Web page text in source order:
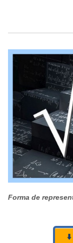
Forma de
⬇️